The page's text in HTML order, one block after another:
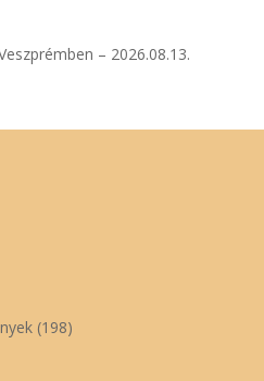
– 2026.08.13.
(198)